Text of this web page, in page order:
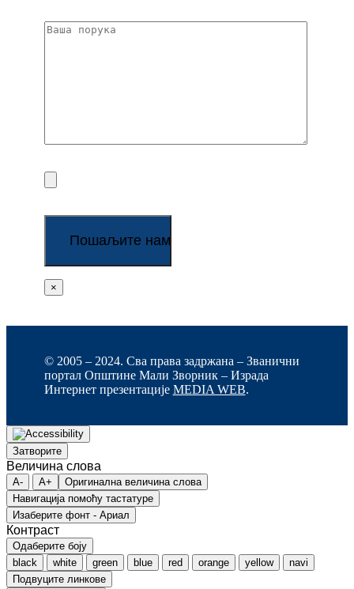
×
© 2005 – 2024. Сва права задржана – Званични
портал Општине Мали Зворник – Израда
Интернет презентације MEDIA WEB.
Затворите
Величина слова
A- A+
Оригинална величина слова
Навигација помоћу тастатуре
Изаберите фонт - Ариал
Контраст
Одаберите боју
black
white green blue red orange yellow
navi
Подвуците линкове